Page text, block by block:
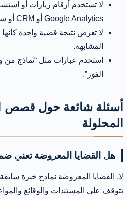
لا تستخدم أرقام زيارات أو
Google Analytics أو CRM أو سجل داخلي يمكن مراجعته.
لا تعرض نتيجة قضية واحدة
المشابهة.
استخدم عبارات مثل “نماذج من
الفوز”.
أسئلة شائعة حول قصص
المحلولة
هل القضايا المعروضة
لا. القضايا المعروضة نماذج خبرة
تتوقف على المستندات والوقائع